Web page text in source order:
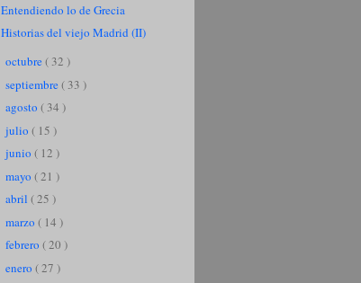
Entendiendo lo de Grecia
Historias del viejo Madrid (II)
octubre( 32 )
septiembre( 33 )
agosto ( 34 )
julio ( 15 )
junio ( 12 )
mayo ( 21 )
abril ( 25 )
marzo ( 14 )
febrero ( 20 )
enero ( 27 )